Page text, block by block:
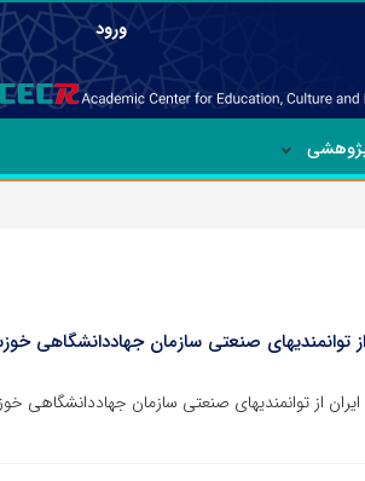
ورود
توانمندیهای صنعتی سازمان جهاددانشگاهی
از توانمندیهای صنعتی سازمان جهاددانشگاهی